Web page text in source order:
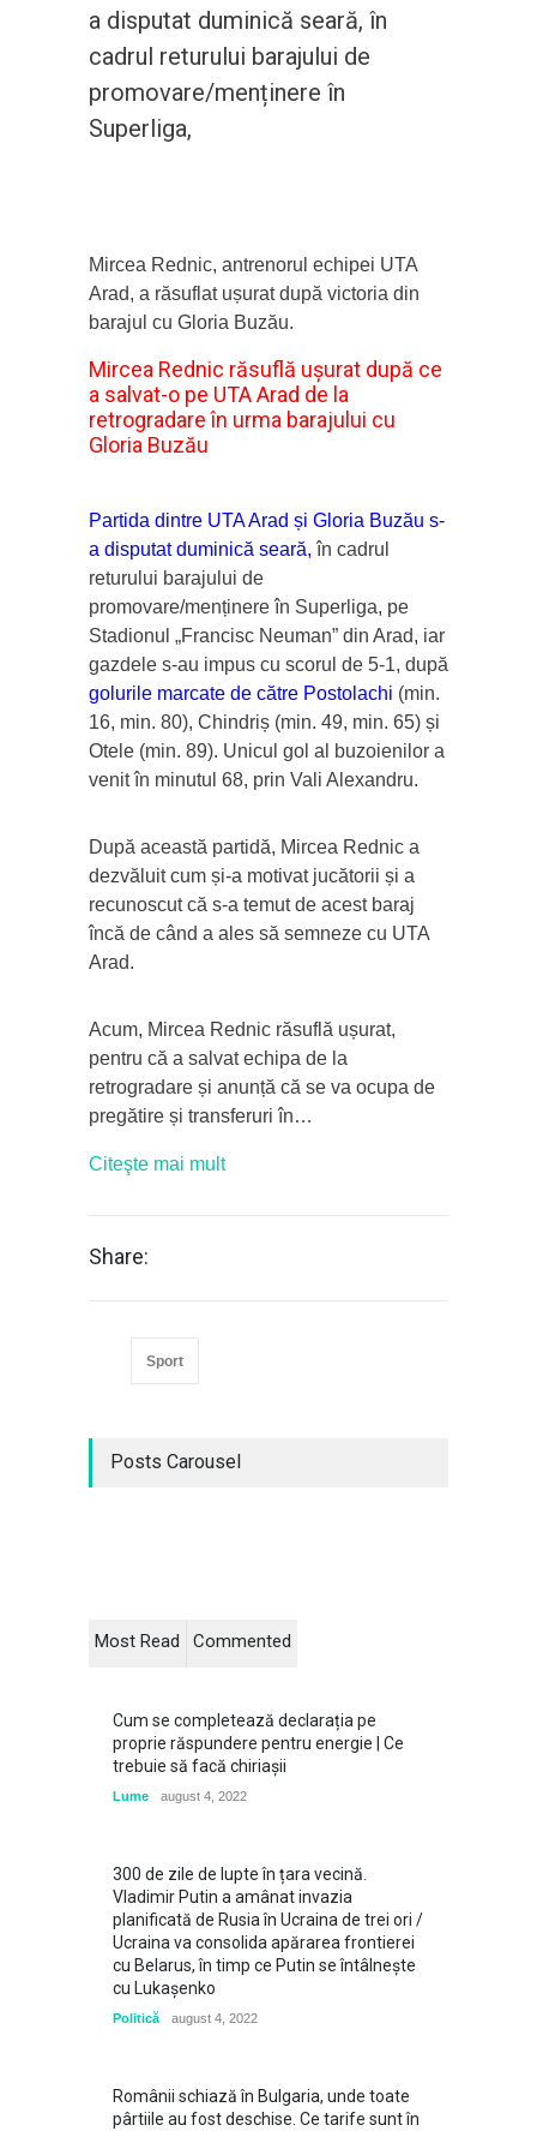
a disputat duminică seară, în
cadrul returului barajului de
promovare/menținere în
Superliga,
Mircea Rednic, antrenorul echipei UTA
Arad, a răsuflat ușurat după victoria din
barajul cu Gloria Buzău.
Mircea Rednic răsuflă ușurat după ce
a salvat-o pe UTA Arad de la
retrogradare în urma barajului cu
Gloria Buzău
Partida dintre UTA Arad și Gloria Buzău s-
a disputat duminică seară, în cadrul
returului barajului de
promovare/menținere în Superliga, pe
Stadionul „Francisc Neuman” din Arad, iar
gazdele s-au impus cu scorul de 5-1, după
golurile marcate de către Postolachi (min.
16, min. 80), Chindriș (min. 49, min. 65) și
Otele (min. 89). Unicul gol al buzoienilor a
venit în minutul 68, prin Vali Alexandru.
După această partidă, Mircea Rednic a
dezvăluit cum și-a motivat jucătorii și a
recunoscut că s-a temut de acest baraj
încă de când a ales să semneze cu UTA
Arad.
Acum, Mircea Rednic răsuflă ușurat,
pentru că a salvat echipa de la
retrogradare și anunță că se va ocupa de
pregătire și transferuri în…
Citeşte mai mult
Share:
Sport
Posts Carousel
Most Read Commented
Cum se completează declarația pe
proprie răspundere pentru energie | Ce
trebuie să facă chiriașii
Lume august 4, 2022
300 de zile de lupte în țara vecină.
Vladimir Putin a amânat invazia
planificată de Rusia în Ucraina de trei ori /
Ucraina va consolida apărarea frontierei
cu Belarus, în timp ce Putin se întâlneşte
cu Lukaşenko
Politică august 4, 2022
Românii schiază în Bulgaria, unde toate
pârtiile au fost deschise. Ce tarife sunt în